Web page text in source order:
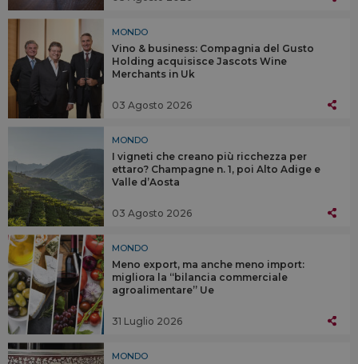
MONDO
Vino & business: Compagnia del Gusto
Holding acquisisce Jascots Wine
Merchants in Uk
03 Agosto 2026
MONDO
I vigneti che creano più ricchezza per
ettaro? Champagne n. 1, poi Alto Adige e
Valle d’Aosta
03 Agosto 2026
MONDO
Meno export, ma anche meno import:
migliora la “bilancia commerciale
agroalimentare” Ue
31 Luglio 2026
MONDO